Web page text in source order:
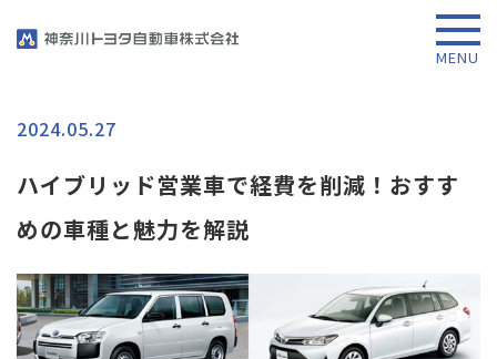
2024.05.27
ハイブリッド営業車で経費を削減！おすす
めの車種と魅力を解説